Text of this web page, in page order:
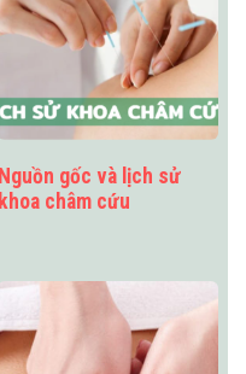
Nguồn gốc và lịch sử
khoa châm cứu